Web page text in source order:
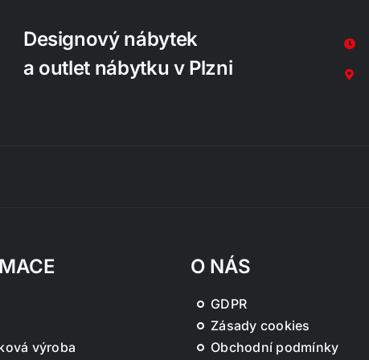
Designový nábytek
a outlet nábytku v Plzni
výroba
O NÁS
GDPR
Zásady cookies
Obchodní podmínky